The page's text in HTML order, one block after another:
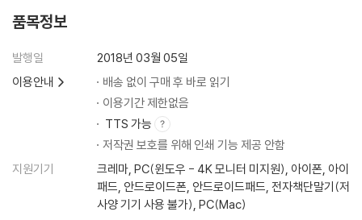
품목정보
발행일
2018년 03월 05일
이용안내
배송 없이 구매 후 바로 읽기
이용기간 제한없음
TTS 가능
저작권 보호를 위해 인쇄 기능 제공 안함
지원기기
크레마, PC(윈도우 - 4K 모니터 미지원), 아이폰, 아이
패드, 안드로이드폰, 안드로이드패드, 전자책단말기(저
사양 기기 사용 불가), PC(Mac)